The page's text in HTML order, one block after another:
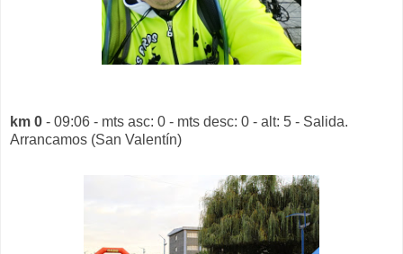
km 0 - 09:06 - mts asc: 0 - mts desc: 0 - alt: 5 - Salida.
Arrancamos (San Valentín)